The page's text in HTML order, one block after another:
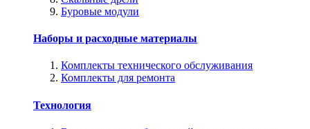
Буровые модули
Наборы и расходные материалы
Комплекты технического обслуживания
Комплекты для ремонта
Технология